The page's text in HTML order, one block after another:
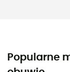
Popularne